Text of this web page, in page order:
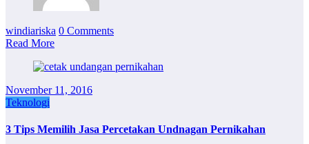
windiariska 0 Comments
Read More
November 11, 2016
Teknologi
3 Tips Memilih Jasa Percetakan Undnagan Pernikahan